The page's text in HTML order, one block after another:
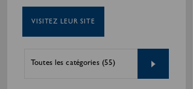
VISITEZ LEUR SITE
Toutes les catégories (55)